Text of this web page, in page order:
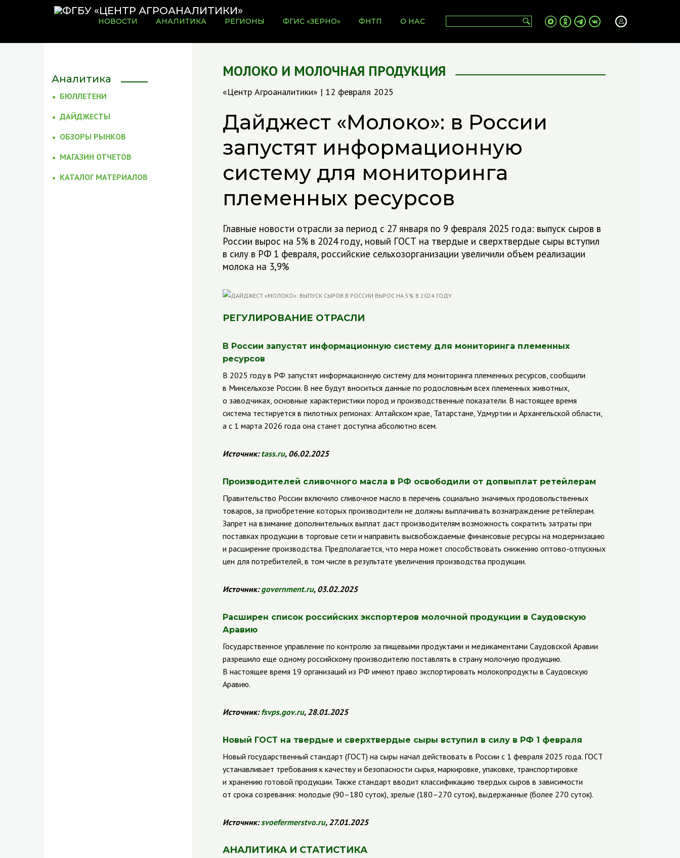
НОВОСТИ АНАЛИТИКА РЕГИОНЫ ФГИС «ЗЕРНО» ФНТП О НАС
Аналитика
БЮЛЛЕТЕНИ
ДАЙДЖЕСТЫ
ОБЗОРЫ РЫНКОВ
МАГАЗИН ОТЧЕТОВ
КАТАЛОГ МАТЕРИАЛОВ
МОЛОКО И МОЛОЧНАЯ ПРОДУКЦИЯ
«Центр Агроаналитики» | 12 февраля 2025
Дайджест «Молоко»: в России
запустят информационную
систему для мониторинга
племенных ресурсов
Главные новости отрасли за период с 27 января по 9 февраля 2025 года: выпуск сыров в
России вырос на 5% в 2024 году, новый ГОСТ на твердые и сверхтвердые сыры вступил
в силу в РФ 1 февраля, российские сельхозорганизации увеличили объем реализации
молока на 3,9%
РЕГУЛИРОВАНИЕ ОТРАСЛИ
В России запустят информационную систему для мониторинга племенных
ресурсов
В 2025 году в РФ запустят информационную систему для мониторинга племенных ресурсов, сообщили
в Минсельхозе России. В нее будут вноситься данные по родословным всех племенных животных,
о заводчиках, основные характеристики пород и производственные показатели. В настоящее время
система тестируется в пилотных регионах: Алтайском крае, Татарстане, Удмуртии и Архангельской области,
а с 1 марта 2026 года она станет доступна абсолютно всем.
Источник:tass.ru, 06.02.2025
Производителей сливочного масла в РФ освободили от допвыплат ретейлерам
Правительство России включило сливочное масло в перечень социально значимых продовольственных
товаров, за приобретение которых производители не должны выплачивать вознаграждение ретейлерам.
Запрет на взимание дополнительных выплат даст производителям возможность сократить затраты при
поставках продукции в торговые сети и направить высвобождаемые финансовые ресурсы на модернизацию
и расширение производства. Предполагается, что мера может способствовать снижению оптово-отпускных
цен для потребителей, в том числе в результате увеличения производства продукции.
Источник:government.ru, 03.02.2025
Расширен список российских экспортеров молочной продукции в Саудовскую
Аравию
Государственное управление по контролю за пищевыми продуктами и медикаментами Саудовской Аравии
разрешило еще одному российскому производителю поставлять в страну молочную продукцию.
В настоящее время 19 организаций из РФ имеют право экспортировать молокопродукты в Саудовскую
Аравию.
Источник:fsvps.gov.ru, 28.01.2025
Новый ГОСТ на твердые и сверхтвердые сыры вступил в силу в РФ 1 февраля
Новый государственный стандарт (ГОСТ) на сыры начал действовать в России с 1 февраля 2025 года. ГОСТ
устанавливает требования к качеству и безопасности сырья, маркировке, упаковке, транспортировке
и хранению готовой продукции. Также стандарт вводит классификацию твердых сыров в зависимости
от срока созревания: молодые (90–180 суток), зрелые (180–270 суток), выдержанные (более 270 суток).
Источник:svoefermerstvo.ru, 27.01.2025
АНАЛИТИКА И СТАТИСТИКА